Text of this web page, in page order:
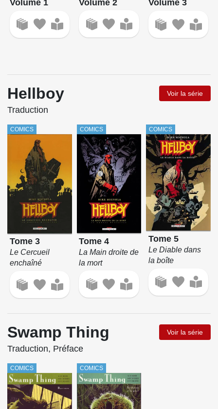
Volume 1 Volume 2 Volume 3
Hellboy Voir la série
Traduction
COMICS
Tome 3
Le Cercueil
enchaîné
COMICS
Tome 4
La Main droite de
la mort
COMICS
Tome 5
Le Diable dans
la boîte
Swamp Thing Voir la série
Traduction, Préface
COMICS COMICS